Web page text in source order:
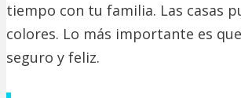
tiempo con tu familia. Las casas
colores. Lo más importante es que
seguro y feliz.